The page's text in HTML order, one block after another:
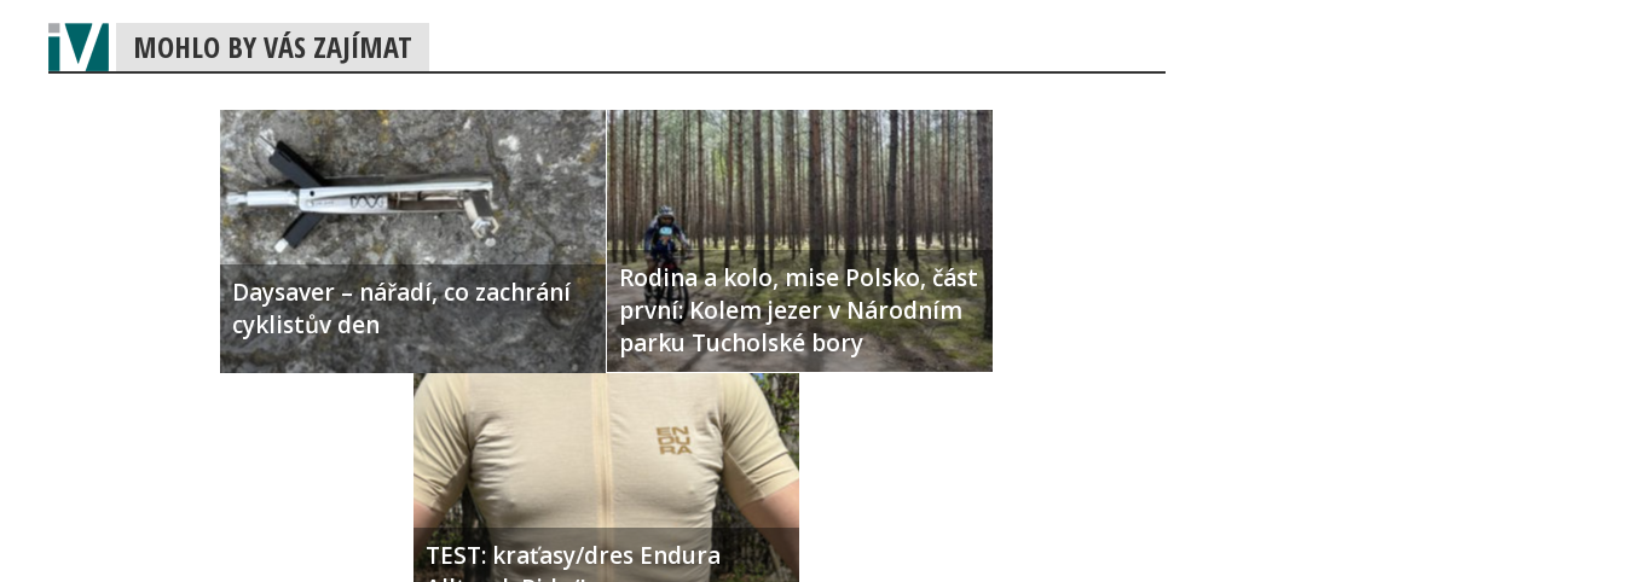
MOHLO BY VÁS ZAJÍMAT
Daysaver – nářadí, co zachrání
cyklistův den
Rodina a kolo, mise Polsko, část
první: Kolem jezer v Národním
parku Tucholské bory
TEST: kraťasy/dres Endura